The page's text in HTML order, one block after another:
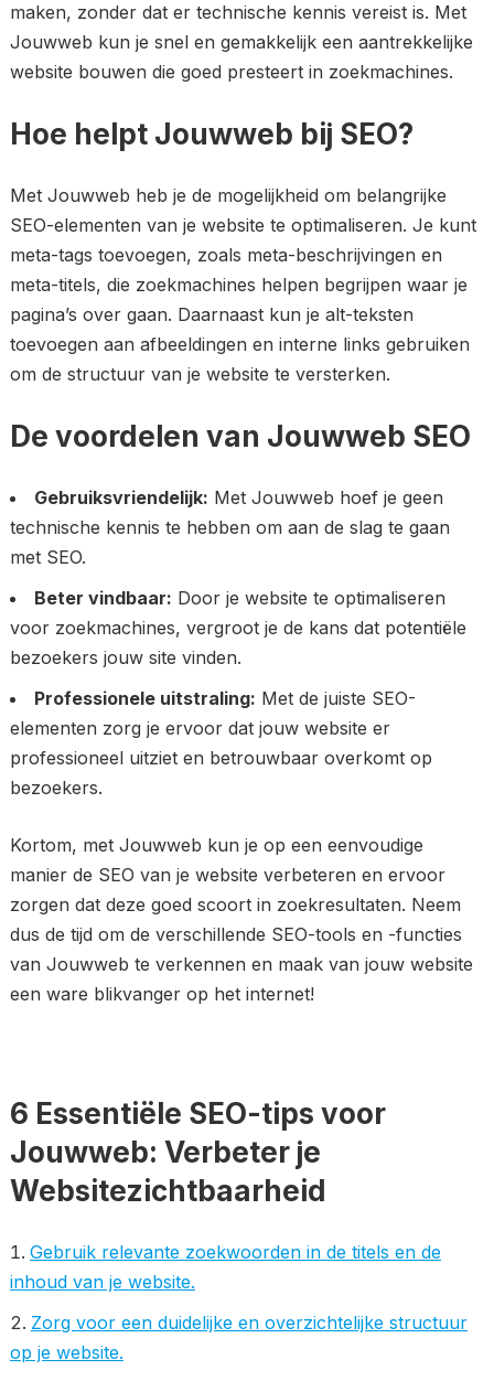
maken, zonder dat er technische kennis vereist is. Met
Jouwweb kun je snel en gemakkelijk een aantrekkelijke
website bouwen die goed presteert in zoekmachines.
Hoe helpt Jouwweb bij SEO?
Met Jouwweb heb je de mogelijkheid om belangrijke
SEO-elementen van je website te optimaliseren. Je kunt
meta-tags toevoegen, zoals meta-beschrijvingen en
meta-titels, die zoekmachines helpen begrijpen waar je
pagina’s over gaan. Daarnaast kun je alt-teksten
toevoegen aan afbeeldingen en interne links gebruiken
om de structuur van je website te versterken.
De voordelen van Jouwweb SEO
Gebruiksvriendelijk: Met Jouwweb hoef je geen
technische kennis te hebben om aan de slag te gaan
met SEO.
Beter vindbaar: Door je website te optimaliseren
voor zoekmachines, vergroot je de kans dat potentiële
bezoekers jouw site vinden.
Professionele uitstraling: Met de juiste SEO-
elementen zorg je ervoor dat jouw website er
professioneel uitziet en betrouwbaar overkomt op
bezoekers.
Kortom, met Jouwweb kun je op een eenvoudige
manier de SEO van je website verbeteren en ervoor
zorgen dat deze goed scoort in zoekresultaten. Neem
dus de tijd om de verschillende SEO-tools en -functies
van Jouwweb te verkennen en maak van jouw website
een ware blikvanger op het internet!
6 Essentiële SEO-tips voor
Jouwweb: Verbeter je
Websitezichtbaarheid
Gebruik relevante zoekwoorden in de titels en de
inhoud van je website.
Zorg voor een duidelijke en overzichtelijke structuur
op je website.